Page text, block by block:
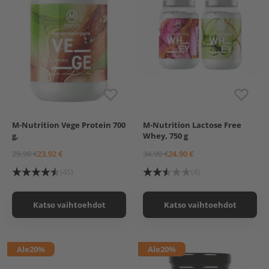
Suklaa
Maustamaton
M-Nutrition Vege Protein 700
g,
29,90 €23,92 €
(45)
Katso vaihtoehdot
Chocolate Strawberry
Vanilla Pear
M-Nutrition Lactose Free
Whey, 750 g
34,90 €24,90 €
(4)
Katso vaihtoehdot
Ale20% Ale20%